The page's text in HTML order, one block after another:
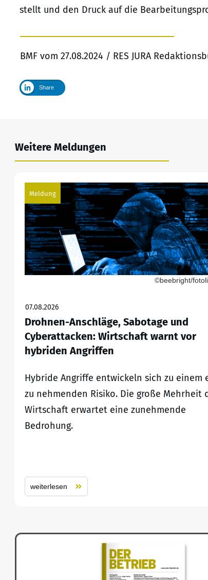
stellt und den Druck auf die
BMF vom 27.08.2024 / RES JURA
Share
Weitere Meldungen
Meldung
©beebright/
07.08.2026
Drohnen-Anschläge, Sabotage und
Cyberattacken: Wirtschaft warnt vor
hybriden Angriffen
Hybride Angriffe entwickeln sich zu einem
zu nehmenden Risiko. Die große Mehrheit
Wirtschaft erwartet eine zunehmende
Bedrohung.
weiterlesen